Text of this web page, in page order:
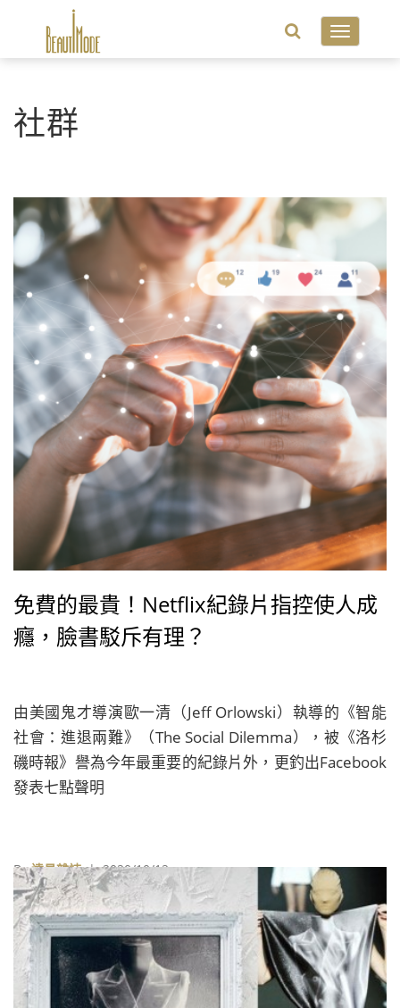
Toggle
社群
免費的最貴！Netflix紀錄片指控使人成
癮，臉書駁斥有理？
由美國鬼才導演歐一清（Jeff Orlowski）執導的《智能
社會：進退兩難》（The Social Dilemma），被《洛杉
磯時報》譽為今年最重要的紀錄片外，更釣出Facebook
發表七點聲明
By遠見雜誌| 2020/10/12